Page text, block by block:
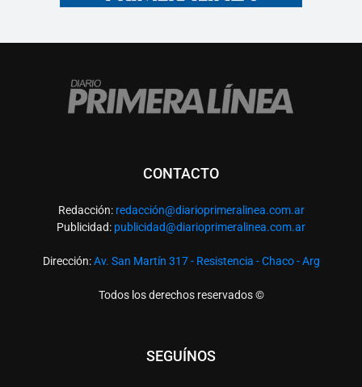
CONTACTO
Redacción: redacción@diarioprimeralinea.com.ar
Publicidad: publicidad@diarioprimeralinea.com.ar
Dirección:Av. San Martín 317 - Resistencia - Chaco - Arg
Todos los derechos reservados ©
SEGUÍNOS